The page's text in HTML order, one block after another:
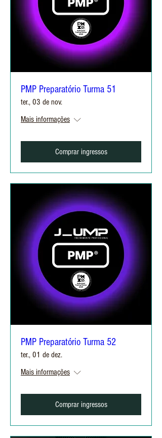
PMP Preparatório Turma 51
ter., 03 de nov.
Mais informações
Comprar ingressos
PMP Preparatório Turma 52
ter., 01 de dez.
Mais informações
Comprar ingressos